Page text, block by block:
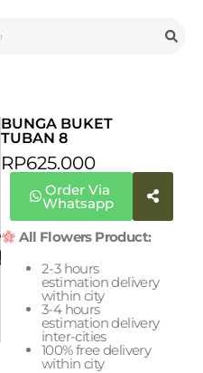
BUNGA BUKET
TUBAN 8
RP625.000
Order Via
Whatsapp
All Flowers Product:
2-3 hours
estimation delivery
within city
3-4 hours
estimation delivery
inter-cities
100% free delivery
within city